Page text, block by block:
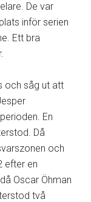
De var
inför serien
Ett bra
och såg ut att
En
Då
och
efter en
Oscar Öhman
två